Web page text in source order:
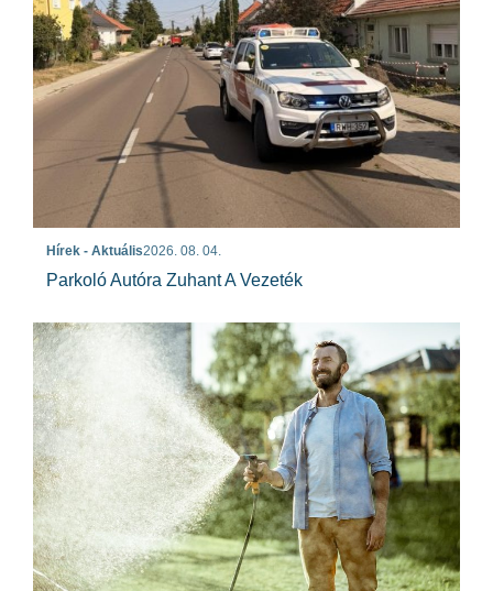
Hírek - Aktuális2026. 08. 04.
Parkoló Autóra Zuhant A Vezeték